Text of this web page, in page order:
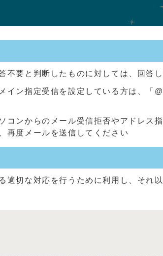
要と判断したものに対しては、回答し
イン指定受信を設定している方は、
ンからのメール受信拒否やアドレス
再度メールを送信してください
切な対応を行うために利用し、それ